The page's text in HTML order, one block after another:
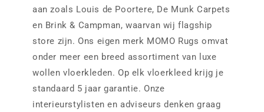
aan zoals Louis de Poortere, De Munk Carpets
en Brink & Campman, waarvan wij flagship
store zijn. Ons eigen merk MOMO Rugs omvat
onder meer een breed assortiment van luxe
wollen vloerkleden. Op elk vloerkleed krijg je
standaard 5 jaar garantie. Onze
interieurstylisten en adviseurs denken graag